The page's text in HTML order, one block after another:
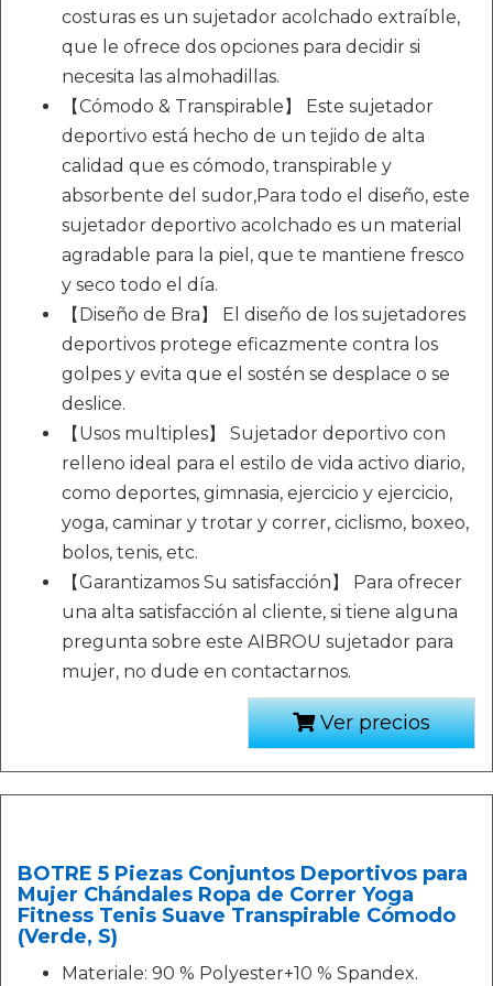
costuras es un sujetador acolchado extraíble,
que le ofrece dos opciones para decidir si
necesita las almohadillas.
【Cómodo & Transpirable】 Este sujetador
deportivo está hecho de un tejido de alta
calidad que es cómodo, transpirable y
absorbente del sudor,Para todo el diseño, este
sujetador deportivo acolchado es un material
agradable para la piel, que te mantiene fresco
y seco todo el día.
【Diseño de Bra】 El diseño de los sujetadores
deportivos protege eficazmente contra los
golpes y evita que el sostén se desplace o se
deslice.
【Usos multiples】 Sujetador deportivo con
relleno ideal para el estilo de vida activo diario,
como deportes, gimnasia, ejercicio y ejercicio,
yoga, caminar y trotar y correr, ciclismo, boxeo,
bolos, tenis, etc.
【Garantizamos Su satisfacción】 Para ofrecer
una alta satisfacción al cliente, si tiene alguna
pregunta sobre este AIBROU sujetador para
mujer, no dude en contactarnos.
Ver precios
BOTRE 5 Piezas Conjuntos Deportivos para
Mujer Chándales Ropa de Correr Yoga
Fitness Tenis Suave Transpirable Cómodo
(Verde, S)
Materiale: 90 % Polyester+10 % Spandex.